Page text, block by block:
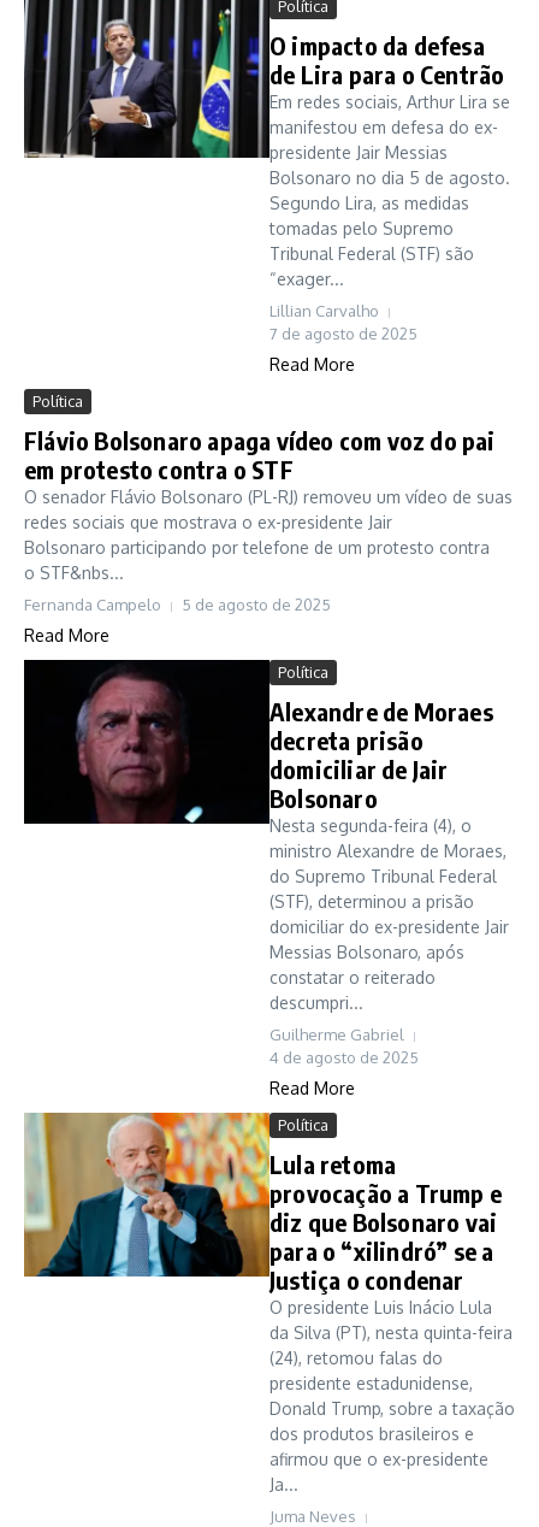
Política
O impacto da defesa
de Lira para o Centrão
Em redes sociais, Arthur Lira se
manifestou em defesa do ex-
presidente Jair Messias
Bolsonaro no dia 5 de agosto.
Segundo Lira, as medidas
tomadas pelo Supremo
Tribunal Federal (STF) são
“exager...
Lillian Carvalho
7 de agosto de 2025
Read More
Política
Flávio Bolsonaro apaga vídeo com voz do pai
em protesto contra o STF
O senador Flávio Bolsonaro (PL-RJ) removeu um vídeo de suas
redes sociais que mostrava o ex-presidente Jair
Bolsonaro participando por telefone de um protesto contra
o STF&nbs...
Fernanda Campelo 5 de agosto de 2025
Read More
Política
Alexandre de Moraes
decreta prisão
domiciliar de Jair
Bolsonaro
Nesta segunda-feira (4), o
ministro Alexandre de Moraes,
do Supremo Tribunal Federal
(STF), determinou a prisão
domiciliar do ex-presidente Jair
Messias Bolsonaro, após
constatar o reiterado
descumpri...
Guilherme Gabriel
4 de agosto de 2025
Read More
Política
Lula retoma
provocação a Trump e
diz que Bolsonaro vai
para o “xilindró” se a
Justiça o condenar
O presidente Luis Inácio Lula
da Silva (PT), nesta quinta-feira
(24), retomou falas do
presidente estadunidense,
Donald Trump, sobre a taxação
dos produtos brasileiros e
afirmou que o ex-presidente
Ja...
Juma Neves